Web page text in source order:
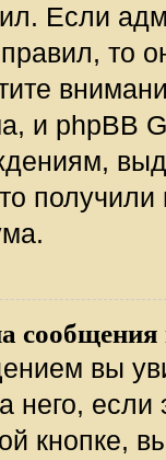
Если
то
и phpBB
сообщения
вы
него,
кнопке,